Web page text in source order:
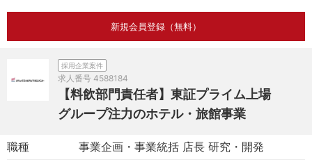
新規会員登録（無料）
採用企業案件
求人番号 4588184
【料飲部門責任者】東証プライム上場
グループ注力のホテル・旅館事業
職種
事業企画・事業統括 店長 研究・開発